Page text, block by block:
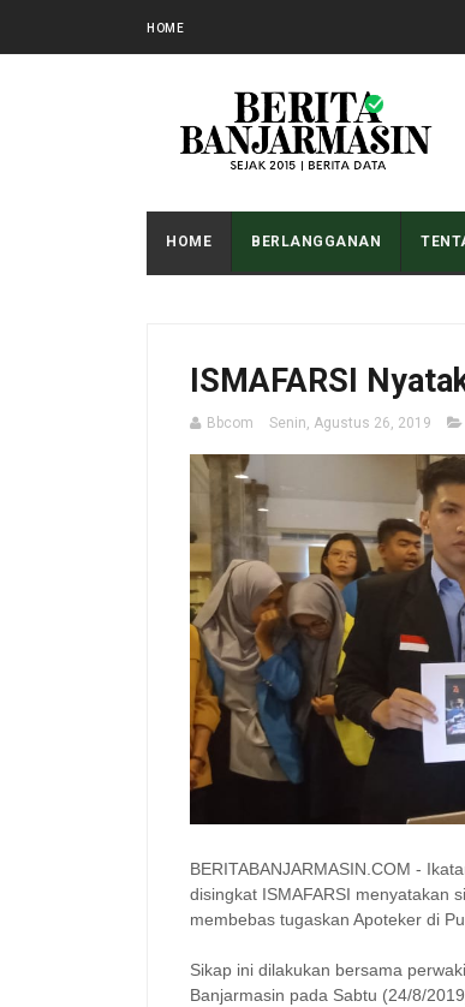
HOME
HOME BERLANGGANAN
ISMAFARSI
Bbcom Senin, Agustus 26, 2019
BERITABANJARMASIN.COM -
disingkat ISMAFARSI menyatakan
membebas tugaskan Apoteker di
Sikap ini dilakukan bersama
Banjarmasin pada Sabtu (24/8/